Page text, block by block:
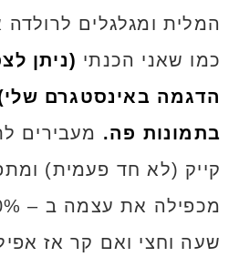
המלית ומגלגלים לרולדה
כמו שאני הכנתי (ניתן
הדגמה באינסטגרם
בתמונות פה. מעבירים
קייק (לא חד פעמית)
שעה וחצי ואם קר אז